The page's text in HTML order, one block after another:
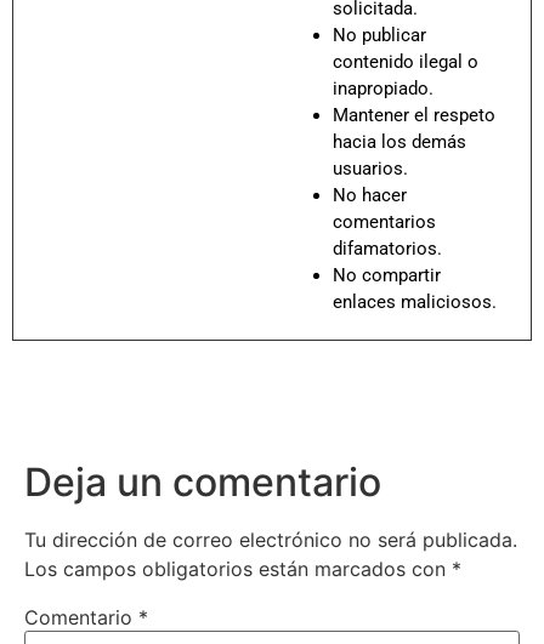
solicitada.
No publicar
contenido ilegal o
inapropiado.
Mantener el respeto
hacia los demás
usuarios.
No hacer
comentarios
difamatorios.
No compartir
enlaces maliciosos.
Deja un comentario
Tu dirección de correo electrónico no será publicada.
Los campos obligatorios están marcados con *
Comentario *